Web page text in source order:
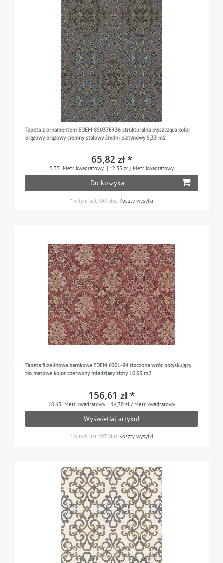
Tapeta z ornamentem EDEM 85037BR36 strukturalna błyszcząca kolor
brązowy brązowy ciemny stalowy średni platynowy 5,33 m2
65,82 zł *
5.33 Metr kwadratowy | 12,35 zł / Metr kwadratowy
Do koszyka
*w tym ust. VATplus Koszty wysyłki
Tapeta flizelinowa barokowa EDEM 6001-94 tłoczona wzór połyskujący
tło matowe kolor czerwony miedziany złoty 10,65 m2
156,61 zł *
10.65 Metr kwadratowy | 14,70 zł / Metr kwadratowy
Wyświetlaj artykuł
*w tym ust. VATplus Koszty wysyłki